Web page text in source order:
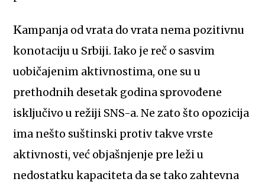
Kampanja od vrata do vrata nema pozitivnu
konotaciju u Srbiji. Iako je reč o sasvim
uobičajenim aktivnostima, one su u
prethodnih desetak godina sprovođene
isključivo u režiji SNS-a. Ne zato što opozicija
ima nešto suštinski protiv takve vrste
aktivnosti, već objašnjenje pre leži u
nedostatku kapaciteta da se tako zahtevna